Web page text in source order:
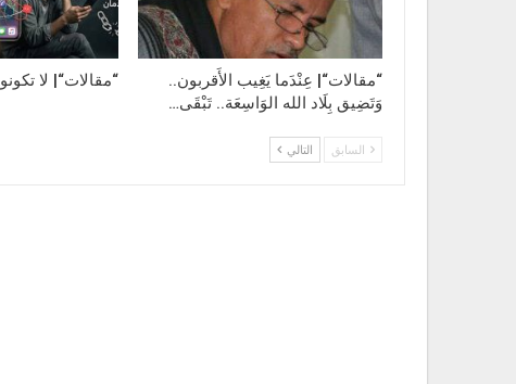
“مقالات“| عِنْدَما يَغِيب الأَقربون..
وَتَضِيق بِلَاد الله الوَاسِعَة.. تَبْقَى…
“مقالات“| لا
السابق التالي